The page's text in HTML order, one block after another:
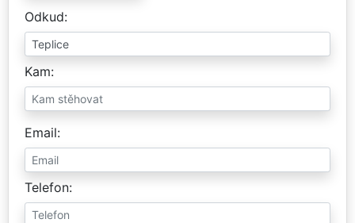
Odkud
Kam
Email
Telefon